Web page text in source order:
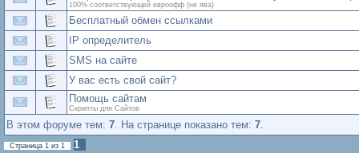
100% соответствующей евроофф (не ява)
Бесплатный обмен ссылками
IP определитель
SMS на сайте
У вас есть свой сайт?
Помощь сайтам
Скрипты для Сайтов
В этом форуме тем: 7. На странице показано тем: 7.
Страница 1 из 1 1